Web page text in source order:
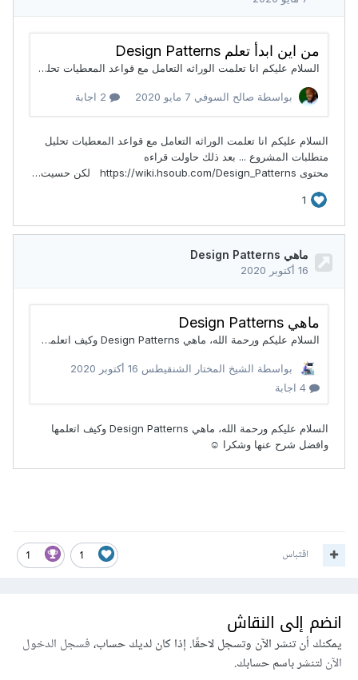
1
1 اقتباس
انضم إلى النقاش
يمكنك أن تنشر الآن وتسجل لاحقًا. إذا كان لديك حساب،فسجل الدخول
الآنلتنشر باسم حسابك.